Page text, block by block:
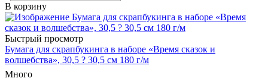
В корзину
Быстрый просмотр
Бумага для скрапбукинга в наборе «Время сказок и
волшебства», 30,5 ? 30,5 см 180 г/м
Много